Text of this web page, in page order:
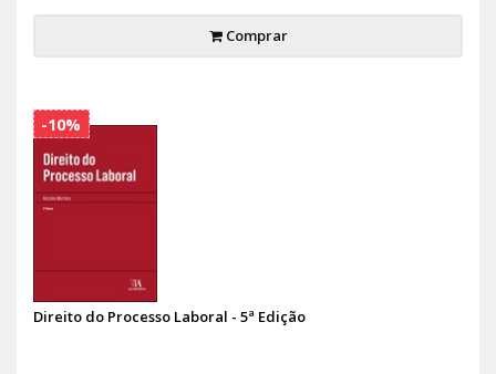
Comprar
Direito do Processo Laboral - 5ª Edição
-10%